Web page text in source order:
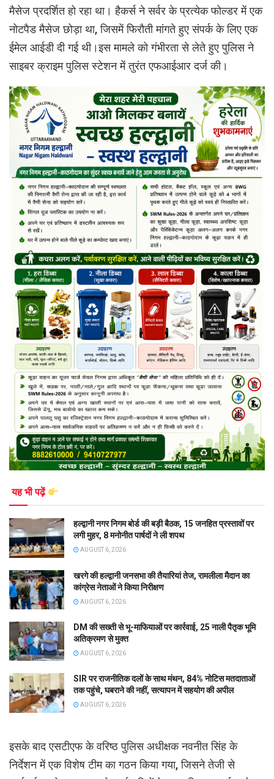
मैसेज प्रदर्शित हो रहा था। हैकर्स ने सर्वर के प्रत्येक फोल्डर में एक
नोटपैड मैसेज छोड़ा था, जिसमें फिरौती मांगते हुए संपर्क के लिए एक
ईमेल आईडी दी गई थी।इस मामले को गंभीरता से लेते हुए पुलिस ने
साइबर क्राइम पुलिस स्टेशन में तुरंत एफआईआर दर्ज की।
यह भी पढ़ें
हल्द्वानी नगर निगम बोर्ड की बड़ी बैठक, 15 जनहित प्रस्तावों पर
लगी मुहर, 8 मनोनीत पार्षदों ने ली शपथ
AUGUST 6, 2026
खरगे की हल्द्वानी जनसभा की तैयारियां तेज, रामलीला मैदान का
कांग्रेस नेताओं ने किया निरीक्षण
AUGUST 6, 2026
DM की सख्ती से भू-माफियाओं पर कार्रवाई, 25 नाली पैतृक भूमि
अतिक्रमण से मुक्त
AUGUST 6, 2026
SIR पर राजनीतिक दलों के साथ मंथन, 84% नोटिस मतदाताओं
तक पहुंचे, घबराने की नहीं, सत्यापन में सहयोग की अपील
AUGUST 6, 2026
इसके बाद एसटीएफ के वरिष्ठ पुलिस अधीक्षक नवनीत सिंह के
निर्देशन में एक विशेष टीम का गठन किया गया, जिसने तेजी से